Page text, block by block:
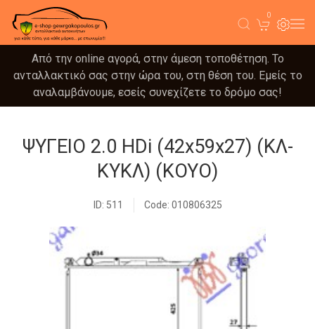
0
Από την online αγορά, στην άμεση τοποθέτηση. Το
ανταλλακτικό σας στην ώρα του, στη θέση του. Εμείς το
αναλαμβάνουμε, εσείς συνεχίζετε το δρόμο σας!
ΨΥΓΕΙΟ 2.0 HDi (42x59x27) (ΚΛ-
ΚΥΚΛ) (KOYO)
ID: 511 Code: 010806325